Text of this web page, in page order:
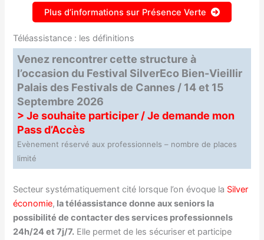
Plus d’informations sur Présence Verte
Téléassistance : les définitions
Venez rencontrer cette structure à
l’occasion du Festival SilverEco Bien-Vieillir
Palais des Festivals de Cannes / 14 et 15
Septembre 2026
> Je souhaite participer / Je demande mon
Pass d’Accès
Evènement réservé aux professionnels – nombre de places
limité
Secteur systématiquement cité lorsque l’on évoque la Silver
économie, la téléassistance donne aux seniors la
possibilité de contacter des services professionnels
24h/24 et 7j/7. Elle permet de les sécuriser et participe